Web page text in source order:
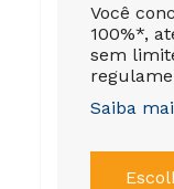
Você
100%*,
sem
Saiba